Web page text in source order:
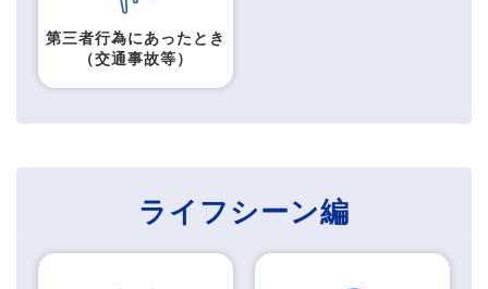
第三者行為にあったとき
（交通事故等）
ライフシーン編